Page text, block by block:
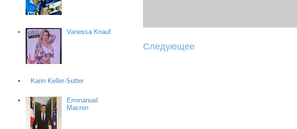
Следующее
Vanessa Knauf
Karin Keller-Sutter
Emmanuel
Macron